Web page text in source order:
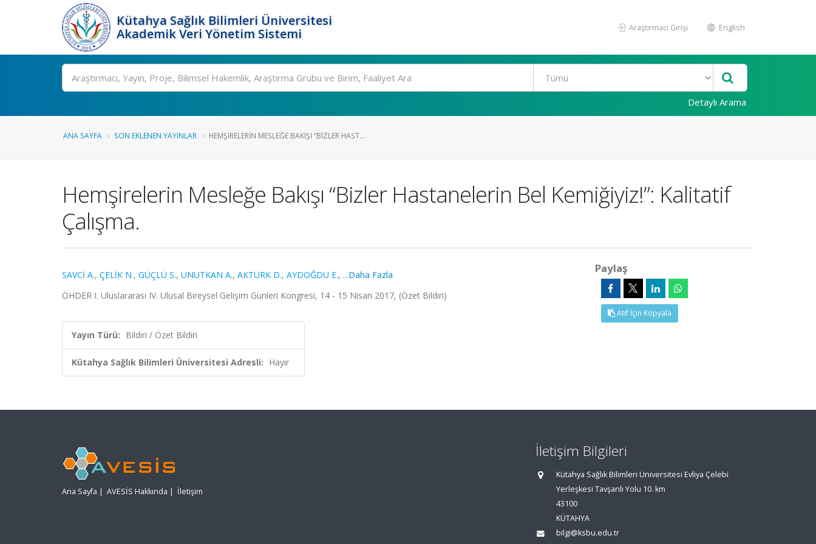
Kütahya Sağlık Bilimleri Üniversitesi
Akademik Veri Yönetim Sistemi
Araştırmacı Girişi English
Ara
Detaylı Arama
ANA SAYFA SON EKLENEN YAYINLAR HEMŞIRELERIN MESLEĞE BAKIŞI “BIZLER HAST...
Hemşirelerin Mesleğe Bakışı “Bizler Hastanelerin Bel Kemiğiyiz!”: Kalitatif
Çalışma.
SAVCİ A., ÇELİK N., GÜÇLÜ S., UNUTKAN A., AKTÜRK D., AYDOĞDU E., ...Daha Fazla
ÖHDER I. Uluslararası IV. Ulusal Bireysel Gelişim Günleri Kongresi, 14 - 15 Nisan 2017, (Özet Bildiri)
Yayın Türü: Bildiri / Özet Bildiri
Kütahya Sağlık Bilimleri Üniversitesi Adresli: Hayır
Paylaş
Atıf İçin Kopyala
Ana Sayfa | AVESİS Hakkında | İletişim
İletişim Bilgileri
Kütahya Sağlık Bilimleri Üniversitesi Evliya Çelebi
Yerleşkesi Tavşanlı Yolu 10. km
43100
KÜTAHYA
bilgi@ksbu.edu.tr